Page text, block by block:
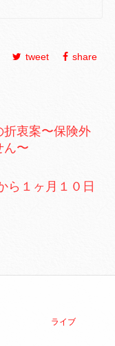
tweet share
衷案〜保険外
ん〜
ら１ヶ月１０日
ライブ